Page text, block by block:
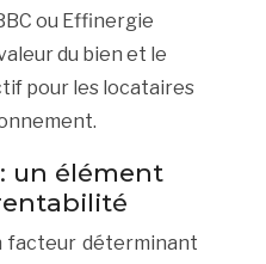
ou Effinergie
du bien et le
pour les locataires
un élément
facteur déterminant